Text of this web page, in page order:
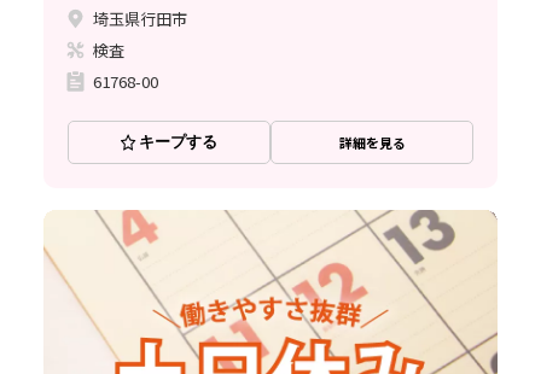
埼玉県行田市
検査
61768-00
キープする 詳細を見る